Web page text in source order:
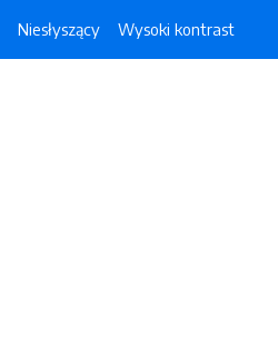
Niesłyszący Wysoki kontrast